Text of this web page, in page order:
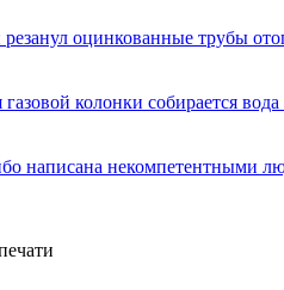
оцинкованные трубы
колонки собирается
написана некомпетентными